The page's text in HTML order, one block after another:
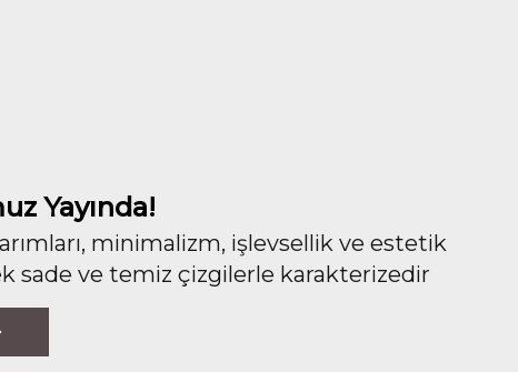
Yayında!
minimalizm, işlevsellik ve estetik
sade ve temiz çizgilerle karakterizedir